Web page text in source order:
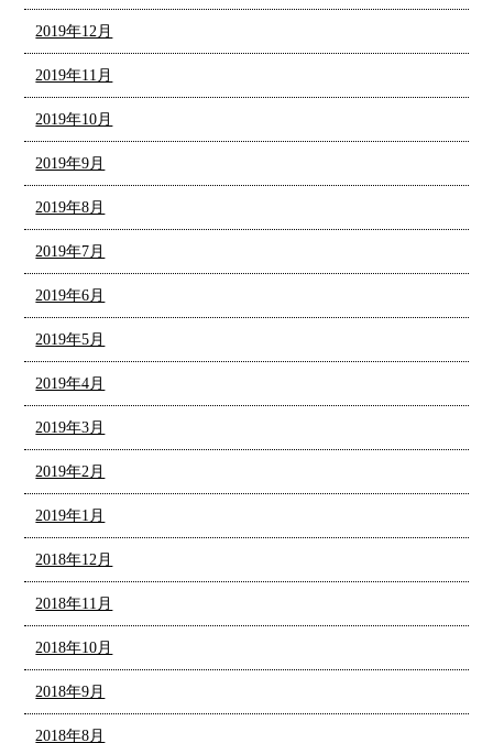
2019年12月
2019年11月
2019年10月
2019年9月
2019年8月
2019年7月
2019年6月
2019年5月
2019年4月
2019年3月
2019年2月
2019年1月
2018年12月
2018年11月
2018年10月
2018年9月
2018年8月